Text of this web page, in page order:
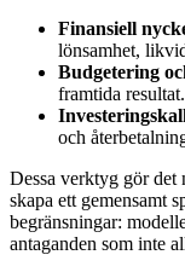
Finansiell
lönsamhet,
Budgetering
framtida resultat.
och
Dessa verktyg gör
skapa ett gemensamt
begränsningar:
antaganden som inte